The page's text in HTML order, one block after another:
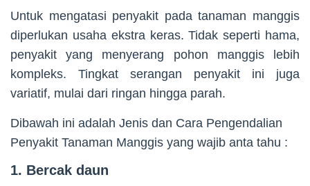
Untuk mengatasi penyakit pada tanaman manggis
diperlukan usaha ekstra keras. Tidak seperti hama,
penyakit yang menyerang pohon manggis lebih
kompleks. Tingkat serangan penyakit ini juga
variatif, mulai dari ringan hingga parah.
Dibawah ini adalah Jenis dan Cara Pengendalian
Penyakit Tanaman Manggis yang wajib anta tahu :
1. Bercak daun